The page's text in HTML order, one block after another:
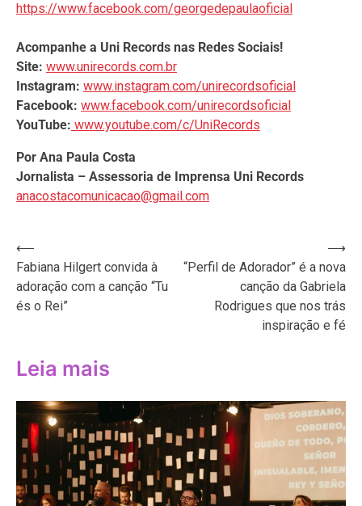
https://www.facebook.com/georgedepaulaoficial
Acompanhe a Uni Records nas Redes Sociais!
Site: www.unirecords.com.br
Instagram: www.instagram.com/unirecordsoficial
Facebook: www.facebook.com/unirecordsoficial
YouTube: www.youtube.com/c/UniRecords
Por Ana Paula Costa
Jornalista – Assessoria de Imprensa Uni Records
anacostacomunicacao@gmail.com
Navegação
de
Post
⟵
Fabiana Hilgert convida à
adoração com a canção “Tu
és o Rei”
“Perfil de Adorador” é a nova
canção da Gabriela
Rodrigues que nos trás
inspiração e fé
⟶
Leia mais